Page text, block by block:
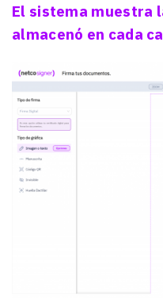
El sistema muestra
almacenó en cada